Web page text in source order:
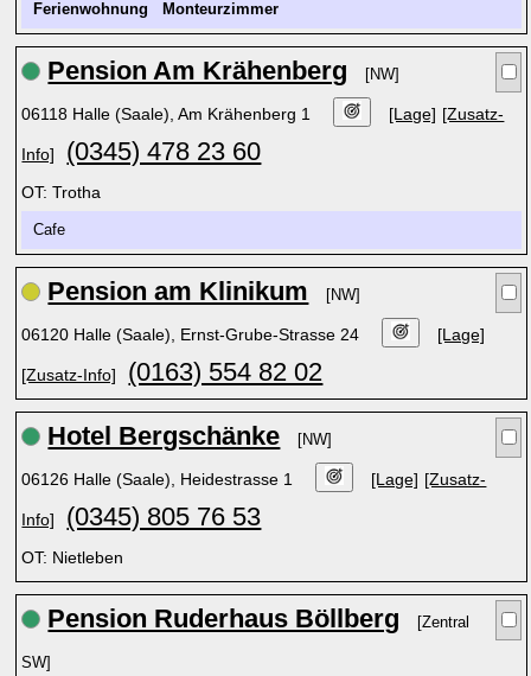
Ferienwohnung Monteurzimmer
Pension Am Krähenberg [NW]
06118 Halle (Saale), Am Krähenberg 1 [Lage] [Zusatz-
Info] (0345) 478 23 60
OT: Trotha
Cafe
Pension am Klinikum [NW]
06120 Halle (Saale), Ernst-Grube-Strasse 24 [Lage]
[Zusatz-Info] (0163) 554 82 02
Hotel Bergschänke [NW]
06126 Halle (Saale), Heidestrasse 1 [Lage] [Zusatz-
Info] (0345) 805 76 53
OT: Nietleben
Pension Ruderhaus Böllberg [Zentral
SW]